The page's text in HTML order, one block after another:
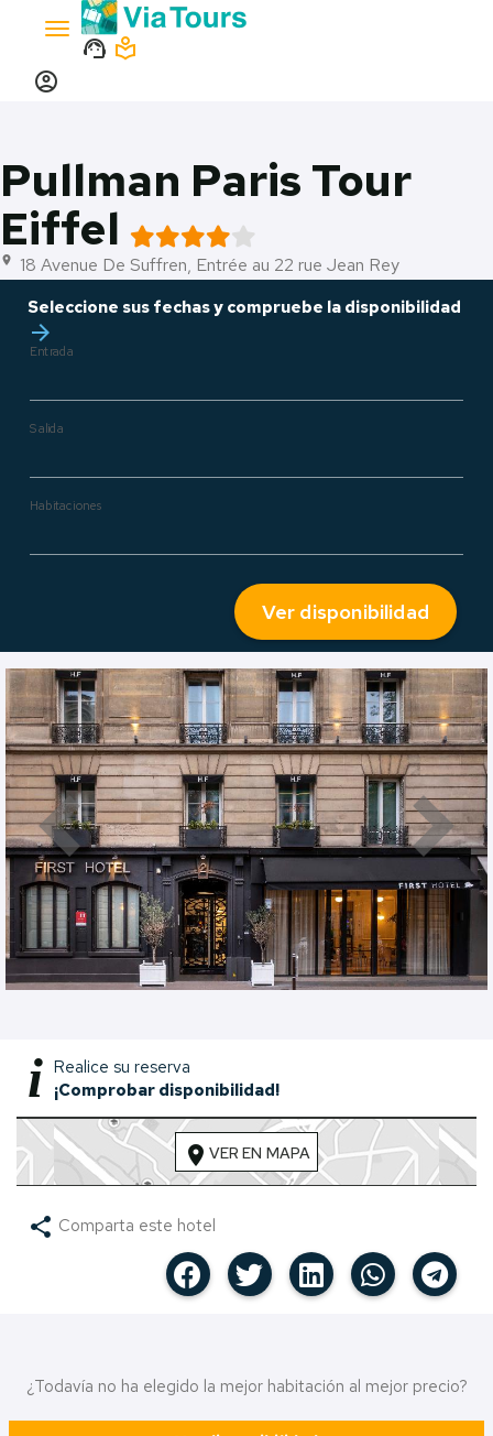
Toggle
navigation
support_agent local_library
account_circle
Pullman Paris Tour
Eiffel
location_on 18 Avenue De Suffren, Entrée au 22 rue Jean Rey
Seleccione sus fechas y compruebe la disponibilidad
arrow_forward
Entrada
Salida
Habitaciones
Ver disponibilidad
i Realice su reserva
¡Comprobar disponibilidad!
location_on VER EN MAPA
share Comparta este hotel
¿Todavía no ha elegido la mejor habitación al mejor precio?